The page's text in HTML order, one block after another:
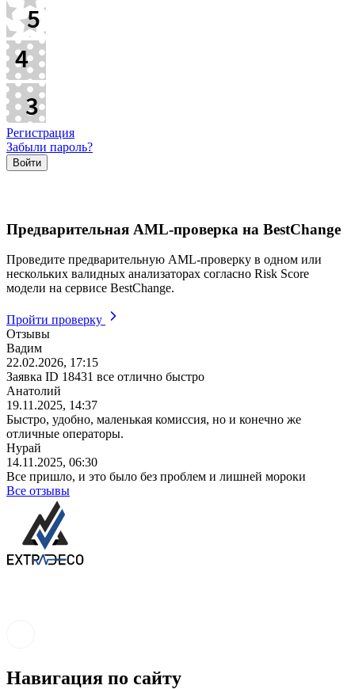
Регистрация
Забыли пароль?
Предварительная AML-проверка на BestChange
Проведите предварительную AML-проверку в одном или
нескольких валидных анализаторах согласно Risk Score
модели на сервисе BestChange.
Пройти проверку
Отзывы
Вадим
22.02.2026, 17:15
Заявка ID 18431 все отлично быстро
Анатолий
19.11.2025, 14:37
Быстро, удобно, маленькая комиссия, но и конечно же
отличные операторы.
Нурай
14.11.2025, 06:30
Все пришло, и это было без проблем и лишней мороки
Все отзывы
Навигация по сайту